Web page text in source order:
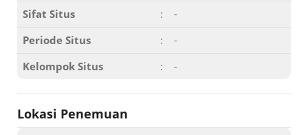
Sifat Situs :
-
Periode Situs
:
-
Kelompok Situs
: -
Lokasi Penemuan